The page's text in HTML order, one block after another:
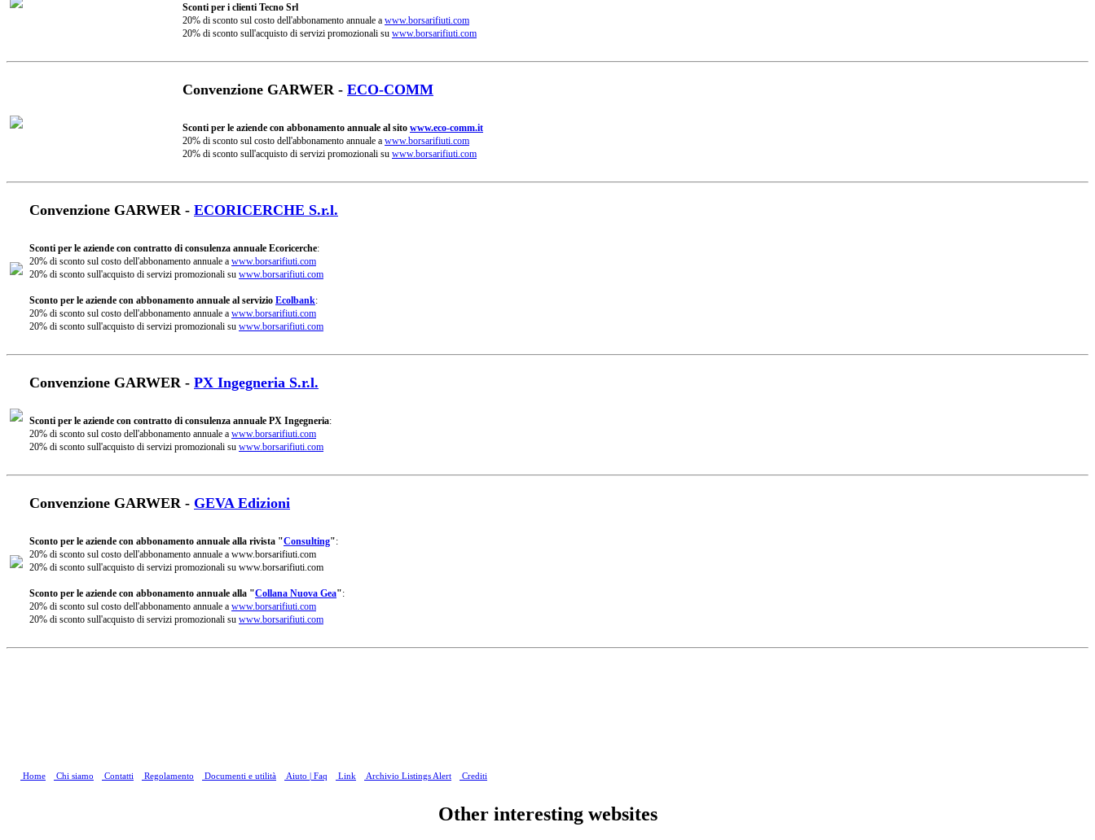
Sconti per i clienti Tecno Srl
20% di sconto sul costo dell'abbonamento annuale a www.borsarifiuti.com
20% di sconto sull'acquisto di servizi promozionali su www.borsarifiuti.com
Convenzione GARWER - ECO-COMM
Sconti per le aziende con abbonamento annuale al sito www.eco-comm.it
20% di sconto sul costo dell'abbonamento annuale a www.borsarifiuti.com
20% di sconto sull'acquisto di servizi promozionali su www.borsarifiuti.com
Convenzione GARWER - ECORICERCHE S.r.l.
Sconti per le aziende con contratto di consulenza annuale Ecoricerche:
20% di sconto sul costo dell'abbonamento annuale a www.borsarifiuti.com
20% di sconto sull'acquisto di servizi promozionali su www.borsarifiuti.com
Sconto per le aziende con abbonamento annuale al servizio Ecolbank:
20% di sconto sul costo dell'abbonamento annuale a www.borsarifiuti.com
20% di sconto sull'acquisto di servizi promozionali su www.borsarifiuti.com
Convenzione GARWER - PX Ingegneria S.r.l.
Sconti per le aziende con contratto di consulenza annuale PX Ingegneria:
20% di sconto sul costo dell'abbonamento annuale a www.borsarifiuti.com
20% di sconto sull'acquisto di servizi promozionali su www.borsarifiuti.com
Convenzione GARWER - GEVA Edizioni
Sconto per le aziende con abbonamento annuale alla rivista "Consulting":
20% di sconto sul costo dell'abbonamento annuale a www.borsarifiuti.com
20% di sconto sull'acquisto di servizi promozionali su www.borsarifiuti.com
Sconto per le aziende con abbonamento annuale alla "Collana Nuova Gea":
20% di sconto sul costo dell'abbonamento annuale a www.borsarifiuti.com
20% di sconto sull'acquisto di servizi promozionali su www.borsarifiuti.com
Home Chi siamo Contatti Regolamento Documenti e utilità Aiuto | Faq Link Archivio Listings Alert Crediti
Other interesting websites